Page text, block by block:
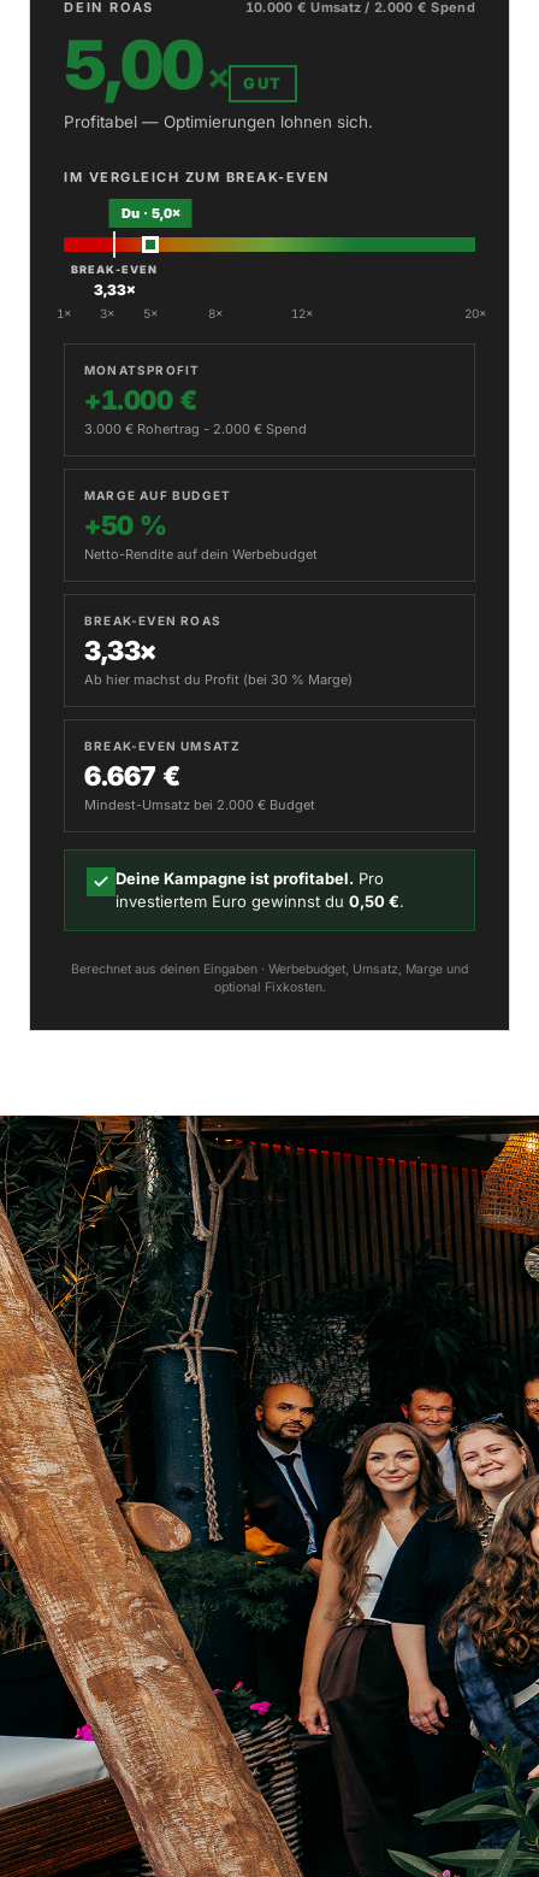
DEIN ROAS 10.000 € Umsatz / 2.000 € Spend
5,00×
GUT
Profitabel — Optimierungen lohnen sich.
IM VERGLEICH ZUM BREAK-EVEN
Du · 5,0×
BREAK-EVEN
3,33×
1× 3× 5× 8× 12× 20×
MONATSPROFIT
+1.000 €
3.000 € Rohertrag - 2.000 € Spend
MARGE AUF BUDGET
+50 %
Netto-Rendite auf dein Werbebudget
BREAK-EVEN ROAS
3,33×
Ab hier machst du Profit (bei 30 % Marge)
BREAK-EVEN UMSATZ
6.667 €
Mindest-Umsatz bei 2.000 € Budget
Deine Kampagne ist profitabel. Pro
investiertem Euro gewinnst du 0,50 €.
Berechnet aus deinen Eingaben · Werbebudget, Umsatz, Marge und
optional Fixkosten.